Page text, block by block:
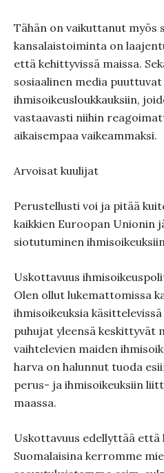
Tähän on vaikuttanut myös
kansalaistoiminta on
että kehittyvissä maissa.
sosiaalinen media
ihmisoikeusloukkauksiin,
vastaavasti niihin
aikaisempaa vaikeammaksi.
Arvoisat kuulijat
Perustellusti voi ja pitää
kaikkien Euroopan Unionin
siotutuminen
Uskottavuus
Olen ollut lukemattomissa
ihmisoikeuksia
puhujat yleensä keskittyvät
vaihtelevien maiden
harva on halunnut tuoda
perus- ja ihmisoikeuksiin
maassa.
Uskottavuus edellyttää että
Suomalaisina kerromme